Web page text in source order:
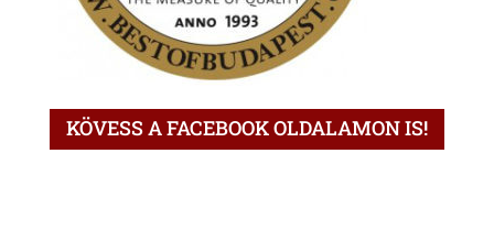
KÖVESS A FACEBOOK OLDALAMON IS!